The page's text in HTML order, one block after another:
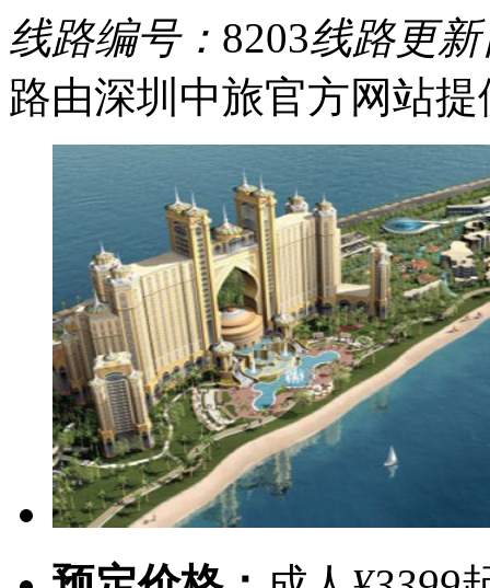
线路编号： 8203线路更
路由深圳中旅官方网站提